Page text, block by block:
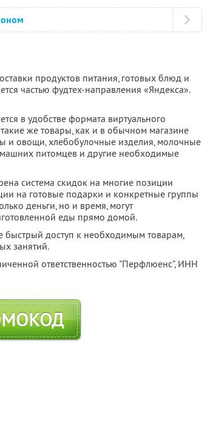
продуктов питания, готовых блюд и
частью фудтех-направления «Яндекса».
в удобстве формата виртуального
же товары, как и в обычном магазине
и овощи, хлебобулочные изделия, молочные
питомцев и другие необходимые
система скидок на многие позиции
на готовые подарки и конкретные группы
деньги, но и время, могут
еды прямо домой.
быстрый доступ к необходимым товарам,
занятий.
ответственностью "Перфлюенс", ИНН